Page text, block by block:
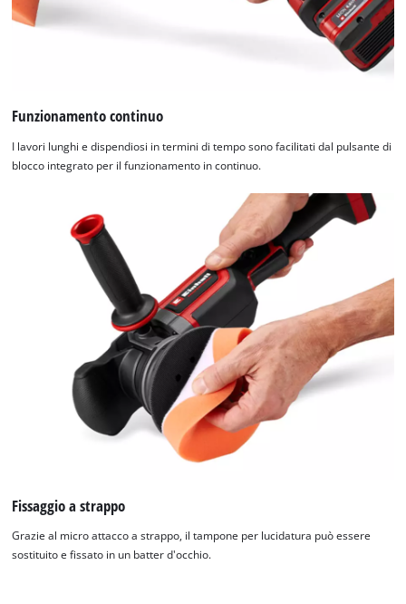
Funzionamento continuo
I lavori lunghi e dispendiosi in termini di tempo sono facilitati dal pulsante di
blocco integrato per il funzionamento in continuo.
Fissaggio a strappo
Grazie al micro attacco a strappo, il tampone per lucidatura può essere
sostituito e fissato in un batter d'occhio.